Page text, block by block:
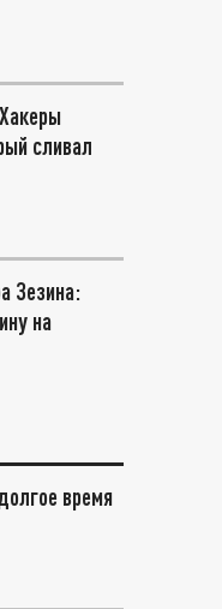
сливал
Зезина:
на
время